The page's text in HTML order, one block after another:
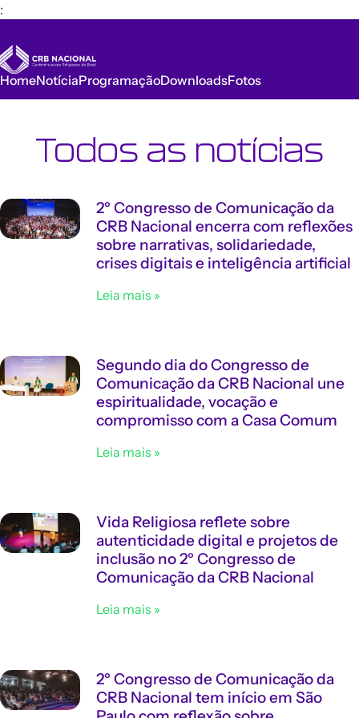
:
HomeNotíciaProgramaçãoDownloadsFotos
Todos as notícias
2º Congresso de Comunicação da
CRB Nacional encerra com reflexões
sobre narrativas, solidariedade,
crises digitais e inteligência artificial
Leia mais »
Segundo dia do Congresso de
Comunicação da CRB Nacional une
espiritualidade, vocação e
compromisso com a Casa Comum
Leia mais »
Vida Religiosa reflete sobre
autenticidade digital e projetos de
inclusão no 2º Congresso de
Comunicação da CRB Nacional
Leia mais »
2º Congresso de Comunicação da
CRB Nacional tem início em São